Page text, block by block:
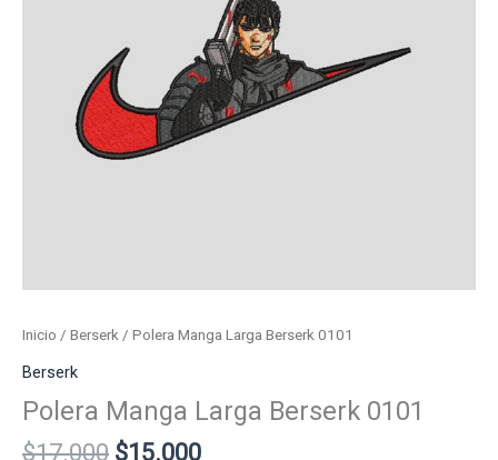
Inicio / Berserk / Polera Manga Larga Berserk 0101
Berserk
Polera Manga Larga Berserk 0101
$17.000 El
$15.000El